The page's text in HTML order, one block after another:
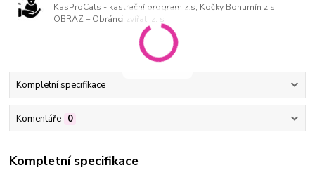
KasProCats - kastrační program z.s, Kočky Bohumín z.s.,
OBRAZ – Obránci zvířat, z. s
Kompletní specifikace
Komentáře 0
Kompletní specifikace